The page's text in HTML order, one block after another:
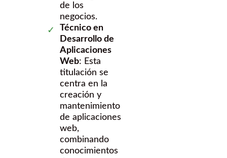
de los
negocios.
Técnico en
Desarrollo de
Aplicaciones
Web: Esta
titulación se
centra en la
creación y
mantenimiento
de aplicaciones
web,
combinando
conocimientos